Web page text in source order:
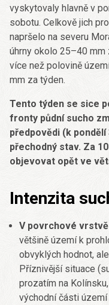
vyskytovaly hlavně v
sobotu. Celkově jich
napršelo na severu
úhrny okolo 25–40 mm
více než polovině
mm za týden.
Tento týden se sice
fronty půdní sucho
předpovědi (k pondělí
přechodný stav. Za
objevovat opět ve
Intenzita
V povrchové
většině území k
obvyklých hodnot,
Příznivější situace
prozatím na
východní části